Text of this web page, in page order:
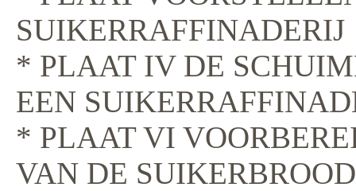
SUIKERRAFFINADERIJ
* PLAAT IV DE
EEN
* PLAAT VI
VAN DE